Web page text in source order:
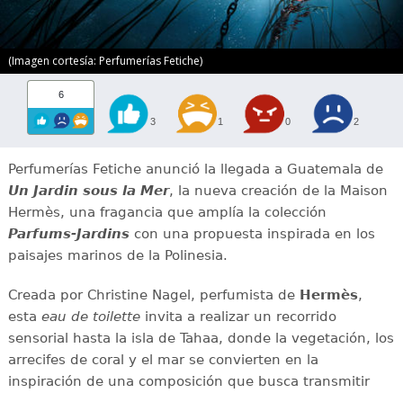
(Imagen cortesía: Perfumerías Fetiche)
6
3 1 0 2
Perfumerías Fetiche anunció la llegada a Guatemala de
Un Jardin sous la Mer, la nueva creación de la Maison
Hermès, una fragancia que amplía la colección
Parfums-Jardinscon una propuesta inspirada en los
paisajes marinos de la Polinesia.
Creada por Christine Nagel, perfumista de Hermès,
esta eau de toiletteinvita a realizar un recorrido
sensorial hasta la isla de Tahaa, donde la vegetación, los
arrecifes de coral y el mar se convierten en la
inspiración de una composición que busca transmitir